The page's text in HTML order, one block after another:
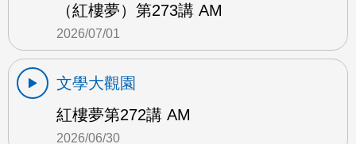
（紅樓夢）第273講 AM
2026/07/01
文學大觀園
紅樓夢第272講 AM
2026/06/30